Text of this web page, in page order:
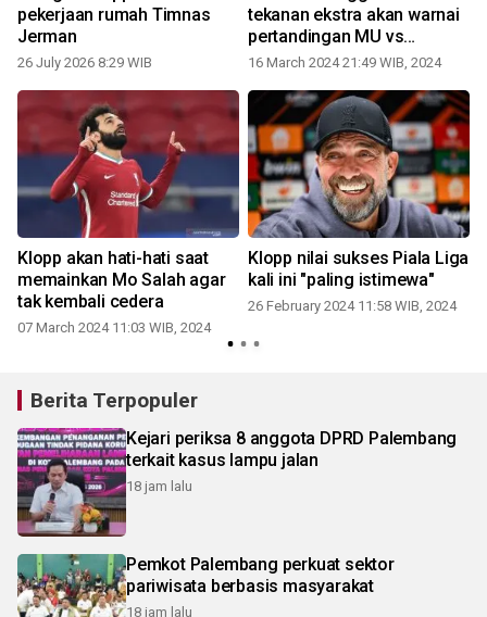
pekerjaan rumah Timnas
Jerman
26 July 2026 8:29 WIB
tekanan ekstra akan warnai
pertandingan MU vs
Liverpool
16 March 2024 21:49 WIB, 2024
Klopp akan hati-hati saat
memainkan Mo Salah agar
tak kembali cedera
07 March 2024 11:03 WIB, 2024
Klopp nilai sukses Piala Liga
kali ini "paling istimewa"
26 February 2024 11:58 WIB, 2024
Berita Terpopuler
Kejari periksa 8 anggota DPRD Palembang
terkait kasus lampu jalan
18 jam lalu
Pemkot Palembang perkuat sektor
pariwisata berbasis masyarakat
18 jam lalu